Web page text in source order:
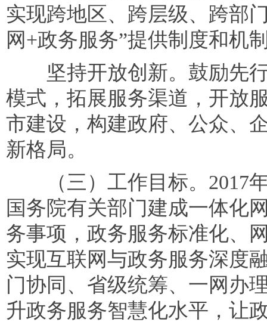
实现跨地区、跨层级、跨部
网+政务服务”提供制度和机
坚持开放创新。鼓励先行
模式，拓展服务渠道，开放
市建设，构建政府、公众、
新格局。
（三）工作目标。2017年
国务院有关部门建成一体化
务事项，政务服务标准化、
实现互联网与政务服务深度
门协同、省级统筹、一网办
升政务服务智慧化水平，让